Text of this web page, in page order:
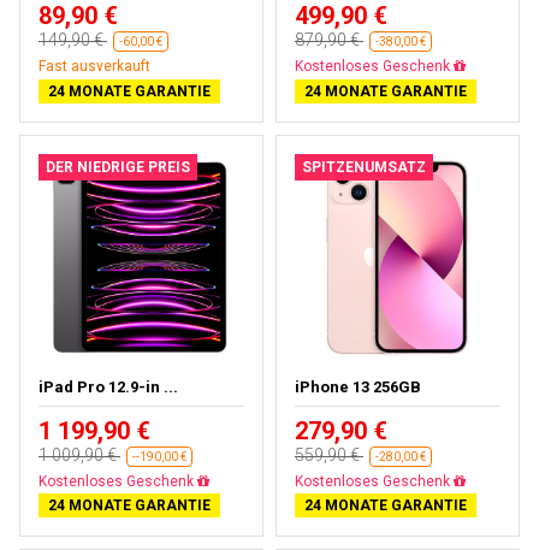
89,90 €
149,90 € -60,00 €
Fast ausverkauft
24 MONATE GARANTIE
499,90 €
879,90 € -380,00 €
Kostenloses Geschenk
24 MONATE GARANTIE
DER NIEDRIGE PREIS
iPad Pro 12.9-in ...
1 199,90 €
1 009,90 € --190,00 €
Kostenloses Geschenk
24 MONATE GARANTIE
SPITZENUMSATZ
iPhone 13 256GB
279,90 €
559,90 € -280,00 €
Kostenloses Geschenk
24 MONATE GARANTIE